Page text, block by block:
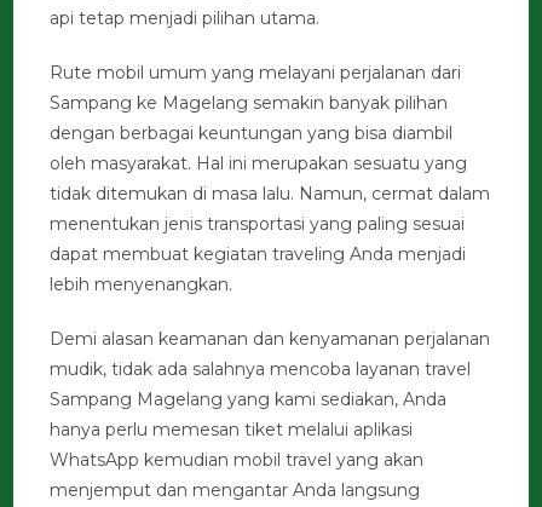
api tetap menjadi pilihan utama.
Rute mobil umum yang melayani perjalanan dari
Sampang ke Magelang semakin banyak pilihan
dengan berbagai keuntungan yang bisa diambil
oleh masyarakat. Hal ini merupakan sesuatu yang
tidak ditemukan di masa lalu. Namun, cermat dalam
menentukan jenis transportasi yang paling sesuai
dapat membuat kegiatan traveling Anda menjadi
lebih menyenangkan.
Demi alasan keamanan dan kenyamanan perjalanan
mudik, tidak ada salahnya mencoba layanan travel
Sampang Magelang yang kami sediakan, Anda
hanya perlu memesan tiket melalui aplikasi
WhatsApp kemudian mobil travel yang akan
menjemput dan mengantar Anda langsung